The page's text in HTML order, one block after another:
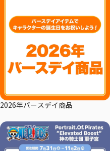
2026年バースデイ商品